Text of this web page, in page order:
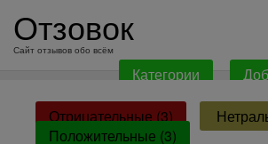
содержанию
Отзовок
Сайт отзывов обо всём
Категории
Отрицательные (3)
Положительные (3)